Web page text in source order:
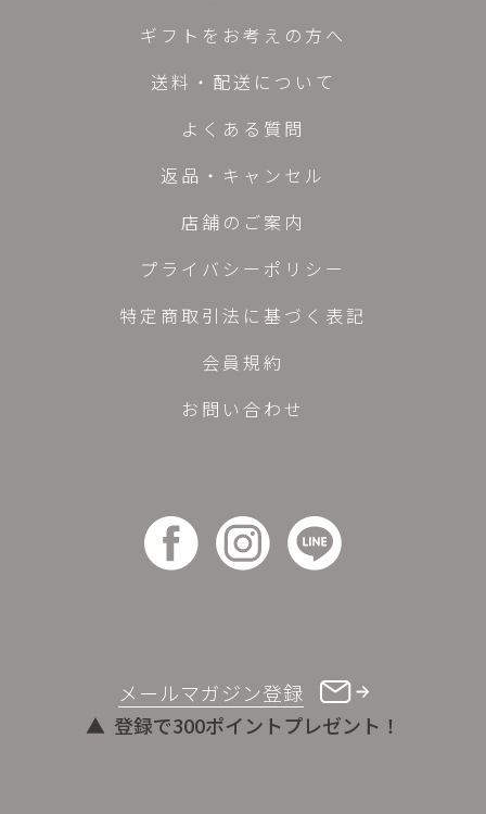
メールマガジン登録
登録で300ポイントプレゼント！
ギフトをお考えの方へ
送料・配送について
よくある質問
返品・キャンセル
店舗のご案内
プライバシーポリシー
特定商取引法に基づく表記
会員規約
お問い合わせ